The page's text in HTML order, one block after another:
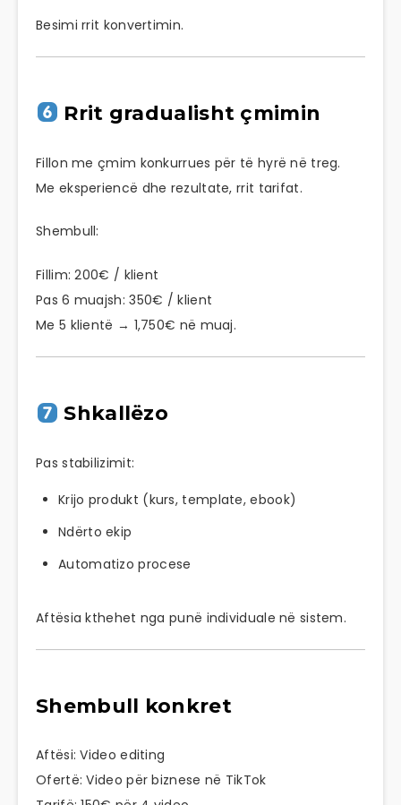
Besimi rrit konvertimin.
Rrit gradualisht çmimin
Fillon me çmim konkurrues për të hyrë në treg.
Me eksperiencë dhe rezultate, rrit tarifat.
Shembull:
Fillim: 200€ / klient
Pas 6 muajsh: 350€ / klient
Me 5 klientë → 1,750€ në muaj.
Shkallëzo
Pas stabilizimit:
Krijo produkt (kurs, template, ebook)
Ndërto ekip
Automatizo procese
Aftësia kthehet nga punë individuale në sistem.
Shembull konkret
Aftësi: Video editing
Ofertë: Video për biznese në TikTok